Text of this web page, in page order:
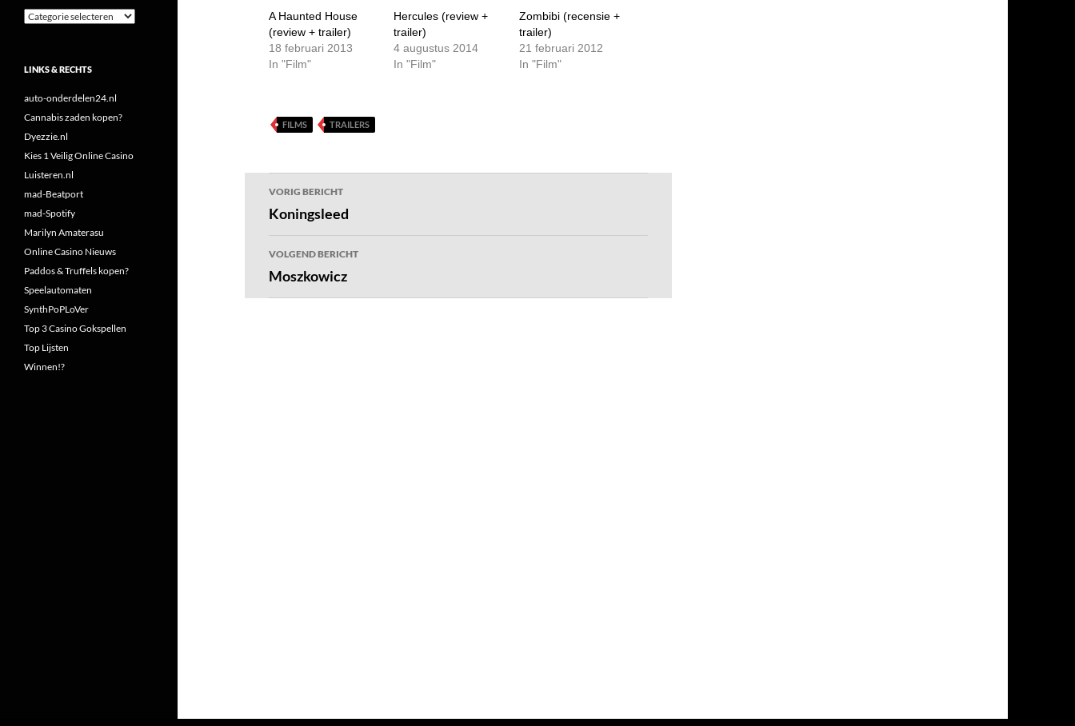
A Haunted House
(review + trailer)
18 februari 2013
In "Film"
Hercules (review +
trailer)
4 augustus 2014
In "Film"
Zombibi (recensie +
trailer)
21 februari 2012
In "Film"
FILMS TRAILERS
Bericht
navigatie
VORIG BERICHT
Koningsleed
VOLGEND BERICHT
Moszkowicz
Categorieën
LINKS & RECHTS
auto-onderdelen24.nl
Cannabis zaden kopen?
Dyezzie.nl
Kies 1 Veilig Online Casino
Luisteren.nl
mad-Beatport
mad-Spotify
Marilyn Amaterasu
Online Casino Nieuws
Paddos & Truffels kopen?
Speelautomaten
SynthPoPLoVer
Top 3 Casino Gokspellen
Top Lijsten
Winnen!?